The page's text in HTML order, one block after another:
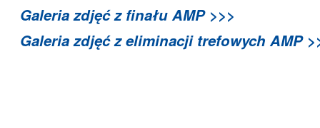
Galeria zdjęć z finału AMP >>>
Galeria zdjęć z eliminacji trefowych AMP